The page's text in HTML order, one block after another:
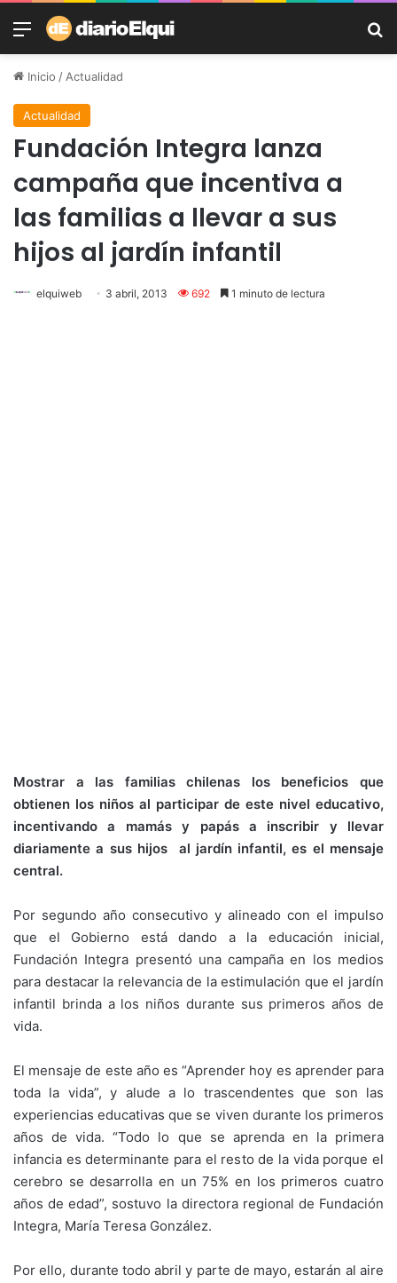
Menú
Inicio /Actualidad
Actualidad
Fundación Integra lanza
campaña que incentiva a
las familias a llevar a sus
hijos al jardín infantil
elquiweb 3 abril, 2013 692 1 minuto de lectura
Mostrar a las familias chilenas los beneficios que
obtienen los niños al participar de este nivel educativo,
incentivando a mamás y papás a inscribir y llevar
diariamente a sus hijos al jardín infantil, es el mensaje
central.
Por segundo año consecutivo y alineado con el impulso
que el Gobierno está dando a la educación inicial,
Fundación Integra presentó una campaña en los medios
para destacar la relevancia de la estimulación que el jardín
infantil brinda a los niños durante sus primeros años de
vida.
El mensaje de este año es “Aprender hoy es aprender para
toda la vida”, y alude a lo trascendentes que son las
experiencias educativas que se viven durante los primeros
años de vida. “Todo lo que se aprenda en la primera
infancia es determinante para el resto de la vida porque el
cerebro se desarrolla en un 75% en los primeros cuatro
años de edad”, sostuvo la directora regional de Fundación
Integra, María Teresa González.
Por ello, durante todo abril y parte de mayo, estarán al aire